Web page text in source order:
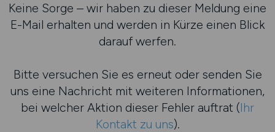
Keine Sorge – wir haben zu dieser Meldung eine
E-Mail erhalten und werden in Kürze einen Blick
darauf werfen.
Bitte versuchen Sie es erneut oder senden Sie
uns eine Nachricht mit weiteren Informationen,
bei welcher Aktion dieser Fehler auftrat (Ihr
Kontakt zu uns).